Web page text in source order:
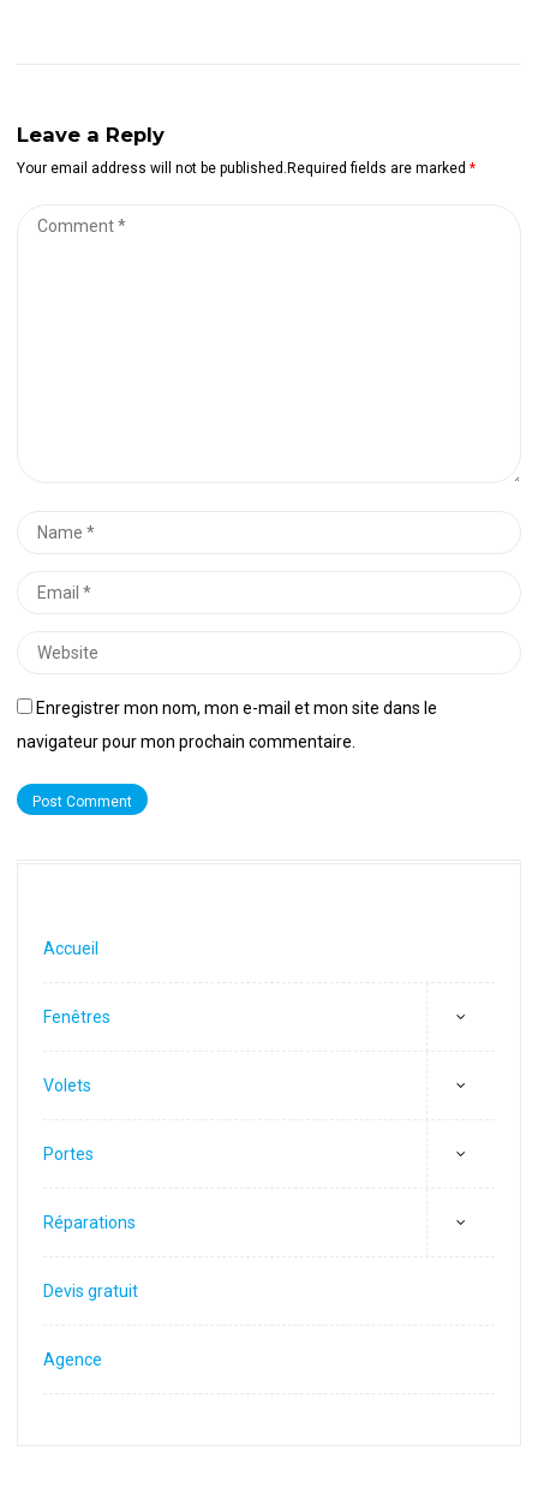
Leave a Reply
Your email address will not be published.Required fields are marked *
Comment
Name
Email
Website
Enregistrer mon nom, mon e-mail et mon site dans le
navigateur pour mon prochain commentaire.
Accueil
Fenêtres
Volets
Portes
Réparations
Devis gratuit
Agence